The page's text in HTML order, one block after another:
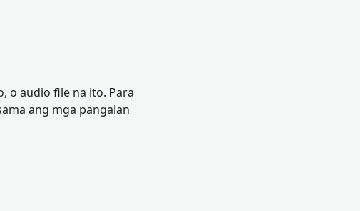
o audio file na ito. Para
ang mga pangalan